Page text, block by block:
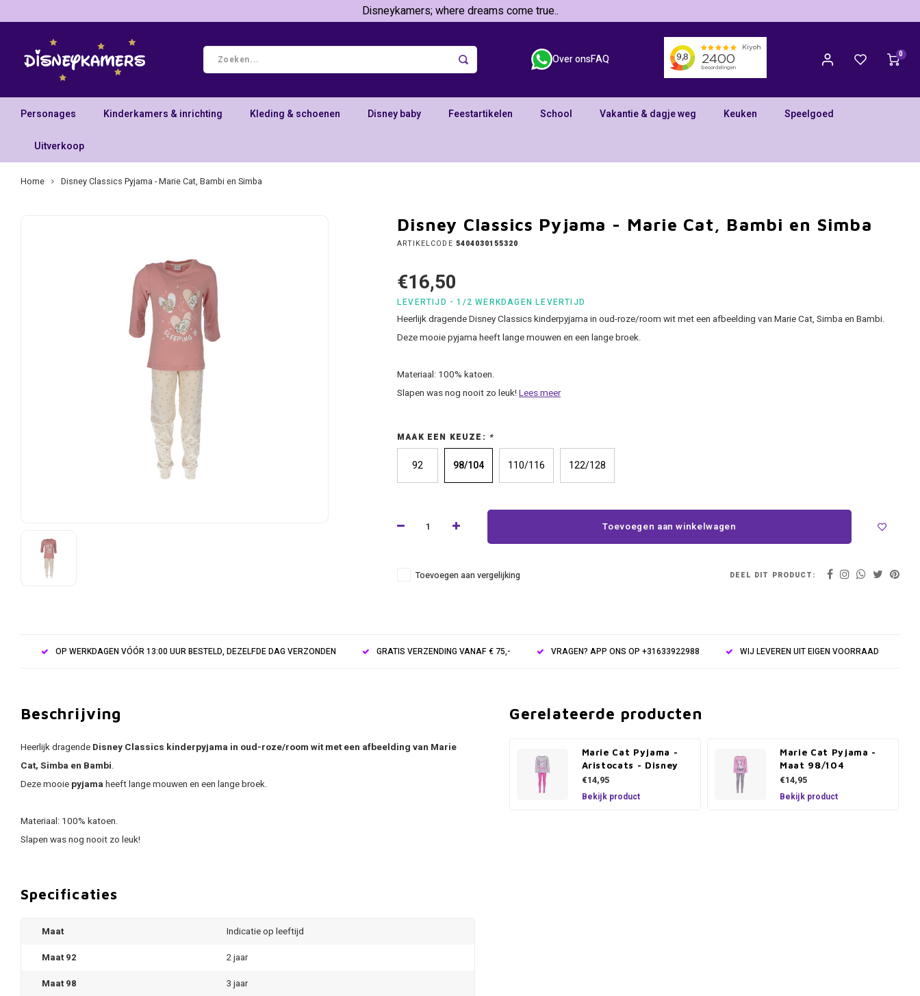
Disneykamers; where dreams come true..
Over onsFAQ 0
Personages Kinderkamers & inrichting Kleding & schoenen Disney baby Feestartikelen School Vakantie & dagje weg Keuken Speelgoed
Uitverkoop
Home Disney Classics Pyjama - Marie Cat, Bambi en Simba
Disney Classics Pyjama - Marie Cat, Bambi en Simba
ARTIKELCODE 5404030155320
€16,50
LEVERTIJD - 1/2 WERKDAGEN LEVERTIJD
Heerlijk dragende Disney Classics kinderpyjama in oud-roze/room wit met een afbeelding van Marie Cat, Simba en Bambi.
Deze mooie pyjama heeft lange mouwen en een lange broek.
Materiaal: 100% katoen.
Slapen was nog nooit zo leuk!Lees meer
MAAK EEN KEUZE: *
92 98/104 110/116 122/128
Toevoegen aan winkelwagen
Toevoegen aan vergelijking DEEL DIT PRODUCT:
OP WERKDAGEN VÓÓR 13:00 UUR BESTELD, DEZELFDE DAG VERZONDEN GRATIS VERZENDING VANAF € 75,- VRAGEN? APP ONS OP +31633922988 WIJ LEVEREN UIT EIGEN VOORRAAD
Beschrijving
Heerlijk dragende Disney Classics kinderpyjama in oud-roze/room wit met een afbeelding van Marie
Cat, Simba en Bambi.
Deze mooie pyjama heeft lange mouwen en een lange broek.
Materiaal: 100% katoen.
Slapen was nog nooit zo leuk!
Specificaties
Maat
Indicatie op leeftijd
Maat 92
2 jaar
Maat 98
3 jaar
Gerelateerde producten
Marie Cat Pyjama -
Aristocats - Disney
€14,95
Bekijk product
Marie Cat Pyjama -
Maat 98/104
€14,95
Bekijk product